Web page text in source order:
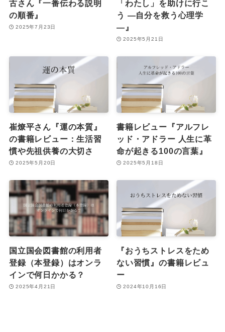
古さん『一番伝わる説明
の順番』
2025年7月23日
「わたし」を助けに行こ
う ―自分を救う心理学
―』
2025年5月21日
崔燎平さん『運の本質』
の書籍レビュー：生活習
慣や先祖供養の大切さ
2025年5月20日
書籍レビュー『アルフレ
ッド・アドラー 人生に革
命が起きる100の言葉』
2025年5月18日
国立国会図書館の利用者
登録（本登録）はオンラ
インで何日かかる？
2025年4月21日
『おうちストレスをため
ない習慣』の書籍レビュ
ー
2024年10月16日